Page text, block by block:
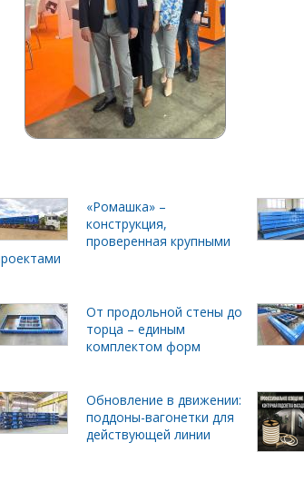
«Ромашка» –
конструкция,
проверенная крупными
От продольной стены до
торца – единым
комплектом форм
Обновление в движении:
поддоны-вагонетки для
действующей линии